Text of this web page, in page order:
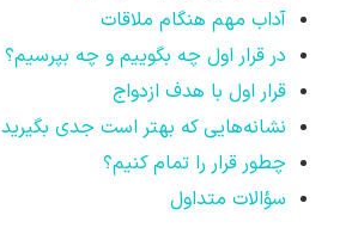
آداب مهم هنگام ملاقات
در قرار اول چه بگوییم و چه بپرسیم؟
قرار اول با هدف ازدواج
نشانه‌هایی که بهتر است جدی بگیرید
چطور قرار را تمام کنیم؟
سؤالات متداول